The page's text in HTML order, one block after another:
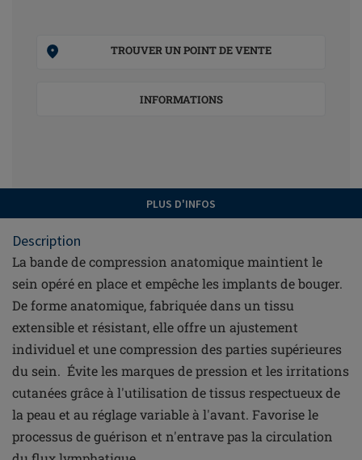
TROUVER UN POINT DE VENTE
INFORMATIONS
PLUS D'INFOS
Description
La bande de compression anatomique maintient le
sein opéré en place et empêche les implants de bouger.
De forme anatomique, fabriquée dans un tissu
extensible et résistant, elle offre un ajustement
individuel et une compression des parties supérieures
du sein. Évite les marques de pression et les irritations
cutanées grâce à l'utilisation de tissus respectueux de
la peau et au réglage variable à l'avant. Favorise le
processus de guérison et n'entrave pas la circulation